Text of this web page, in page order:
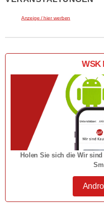
Anzeige / hier werben
WSK
Holen Sie sich die Wir